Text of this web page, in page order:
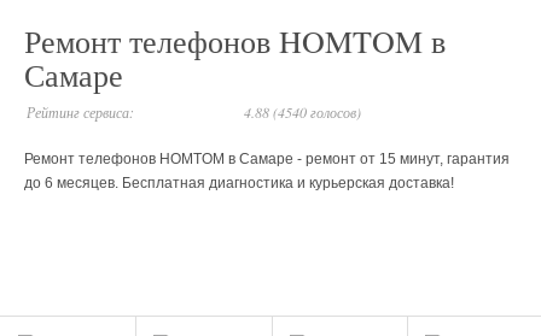
Ремонт телефонов HOMTOM в
Самаре
Рейтинг сервиса: 4.88 (4540 голосов)
Ремонт телефонов HOMTOM в Самаре - ремонт от 15 минут, гарантия
до 6 месяцев. Бесплатная диагностика и курьерская доставка!